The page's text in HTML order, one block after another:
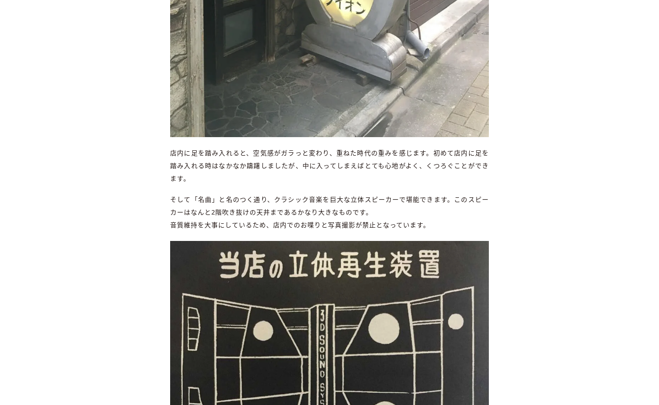
店内に足を踏み入れると、空気感がガラっと変わり、重ねた時代の重みを感じます。初めて店内に足を
踏み入れる時はなかなか躊躇しましたが、中に入ってしまえばとても心地がよく、くつろぐことができ
ます。
そして「名曲」と名のつく通り、クラシック音楽を巨大な立体スピーカーで堪能できます。このスピー
カーはなんと2階吹き抜けの天井まであるかなり大きなものです。
音質維持を大事にしているため、店内でのお喋りと写真撮影が禁止となっています。